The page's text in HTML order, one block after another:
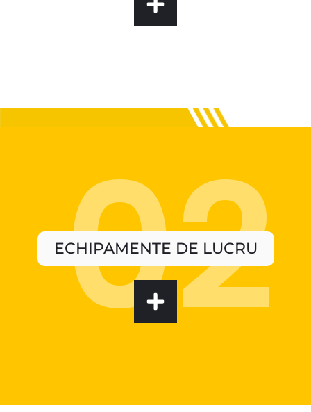
ECHIPAMENTE DE LUCRU